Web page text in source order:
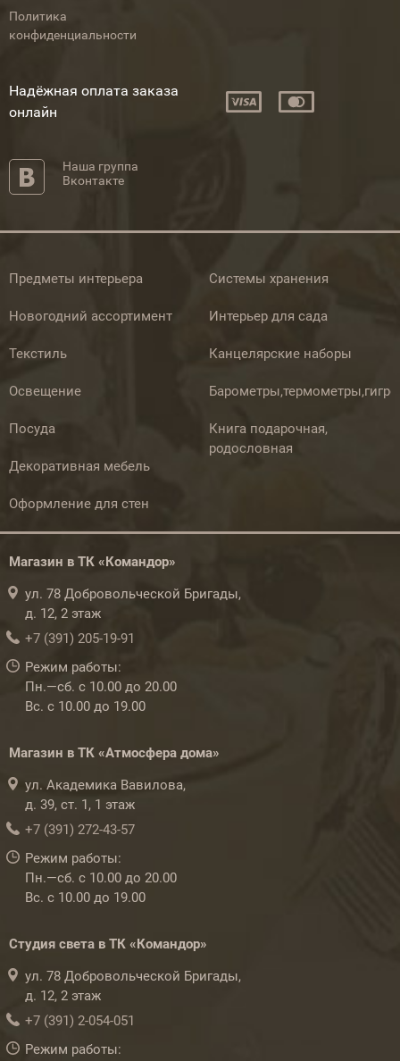
Политика
конфиденциальности
Надёжная оплата заказа
онлайн
Наша группа
Вконтакте
Предметы интерьера
Новогодний ассортимент
Текстиль
Освещение
Посуда
Декоративная мебель
Оформление для стен
Системы хранения
Интерьер для сада
Канцелярские наборы
Книга подарочная,
родословная
Магазин в ТК «Командор»
ул. 78 Добровольческой Бригады,
д. 12, 2 этаж
+7 (391) 205-19-91
Режим работы:
Пн.—сб. с 10.00 до 20.00
Вс. с 10.00 до 19.00
Магазин в ТК «Атмосфера дома»
ул. Академика Вавилова,
д. 39, ст. 1, 1 этаж
+7 (391) 272-43-57
Режим работы:
Пн.—сб. с 10.00 до 20.00
Вс. с 10.00 до 19.00
Студия света в ТК «Командор»
ул. 78 Добровольческой Бригады,
д. 12, 2 этаж
+7 (391) 2-054-051
Режим работы: